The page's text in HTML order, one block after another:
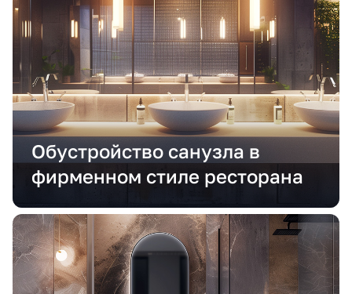
Обустройство санузла в
фирменном стиле ресторана
списыватьсяс вашей карты
25%каждые 2 недели
Подробнее
об оплате Плайтом
25
раз в 2
недели
8 800 302-02-51
plait.ru